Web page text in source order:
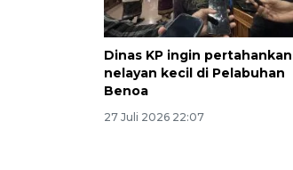
Dinas KP ingin pertahankan
nelayan kecil di Pelabuhan
Benoa
27 Juli 2026 22:07